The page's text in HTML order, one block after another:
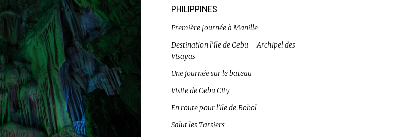
PHILIPPINES
Première journée à Manille
Destination l’île de Cebu – Archipel des
Visayas
Une journée sur le bateau
Visite de Cebu City
En route pour l’ile de Bohol
Salut les Tarsiers